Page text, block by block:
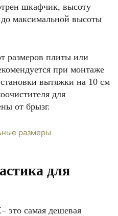
шкафчик, высоту
до максимальной высоты
размеров плиты или
при монтаже
вытяжки на 10 см
для
от брызг.
для
это самая дешевая